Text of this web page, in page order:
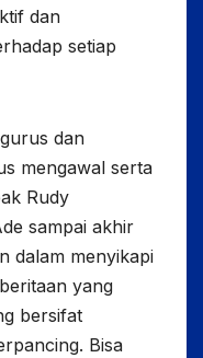
dan
setiap
dan
mengawal serta
Rudy
sampai akhir
dalam menyikapi
yang
bersifat
Bisa